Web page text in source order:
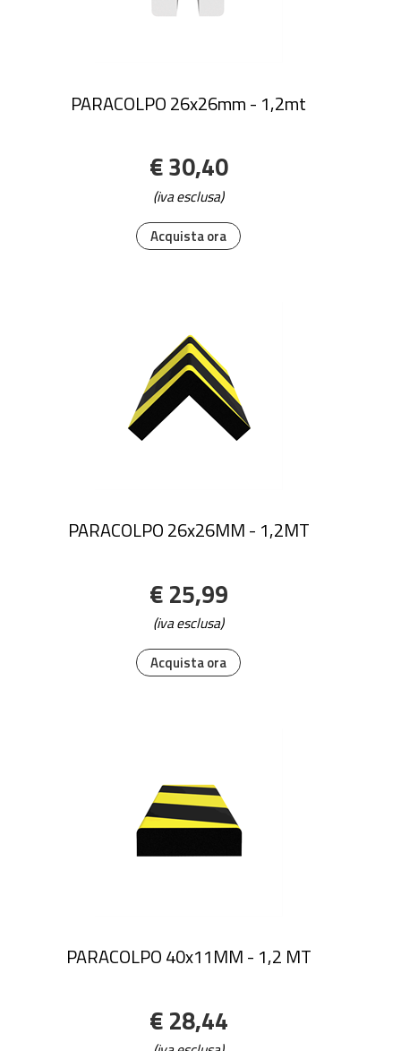
Acquista ora
PARACOLPO 26x26mm - 1,2mt
€ 30,40
(iva esclusa)
Acquista ora
PARACOLPO 26x26MM - 1,2MT
€ 25,99
(iva esclusa)
PARACOLPO 40x11MM - 1,2 MT
€ 28,44